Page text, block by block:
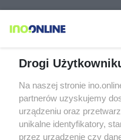
Drogi
Na naszej stronie
partnerów uzyskujemy
urządzeniu oraz
unikalne identyfikatory,
przez urządzenie czy